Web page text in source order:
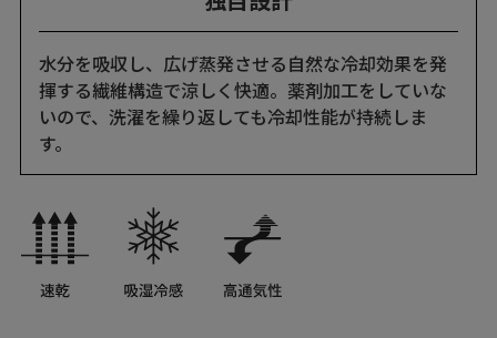
水分を吸収し、広げ蒸発させる自然な冷却効果を発
揮する繊維構造で涼しく快適。薬剤加工をしていな
いので、洗濯を繰り返しても冷却性能が持続しま
す。